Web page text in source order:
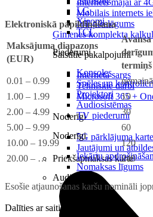
Mobilais internets
IoT pieslēgums
Ģimenes komplekta
Saistītie pakalpojumi
Interneta sargs
Tehniskie darbi
Microsoft 365 +
Noderīgi
5G pārklājuma karte
Jautājumi un
Priekšapmaksas karte
LG
Xiaomi
TCL
Piederumi
Konsoles
Spēles un
Projektori
Audiosistēmas
TV piederumi
Noderīgi
Iekārtu
Nomaksas līgums
Audio
Elektroniskā papildināšana
Maksājuma diapazons
(EUR)
Avansa
0.01 – 0.99
1.00 – 1.99
10
2.00 – 4.99
30
5.00 – 9.99
60
10.00 – 19.99
120
20.00 – …
240
Esošie atjaunošanas karšu nomināli
Dalīties ar saiti